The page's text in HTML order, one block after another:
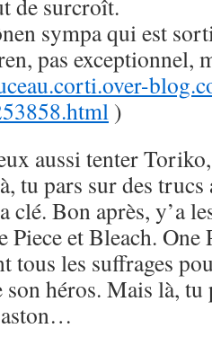
de surcroît.
sympa qui est
pas exceptionnel,
)
aussi tenter
tu pars sur des trucs
clé. Bon après, y’a
Piece et Bleach. One
tous les suffrages
son héros. Mais là,